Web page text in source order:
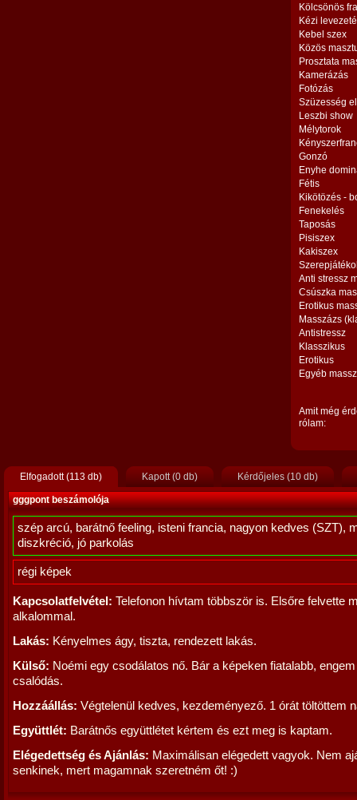
Kölcsönös
Kézi
Kebel szex
Közös
Prosztata
Kamerázás
Fotózás
Szüzesség
Leszbi show
Mélytorok
Gonzó
Enyhe
Fétis
Kikötözés -
Fenekelés
Taposás
Pisiszex
Kakiszex
Anti stressz
Csúszka
Erotikus
Masszázs
Antistressz
Klasszikus
Erotikus
Egyéb
Amit még
rólam:
Elfogadott (113 db) Kapott (0 db) Kérdőjeles (10 db)
gggpont beszámolója
szép arcú, barátnő feeling, isteni francia, nagyon kedves (SZT),
diszkréció, jó parkolás
régi képek
Kapcsolatfelvétel: Telefonon hívtam többször is. Elsőre felvette
alkalommal.
Lakás: Kényelmes ágy, tiszta, rendezett lakás.
Külső: Noémi egy csodálatos nő. Bár a képeken fiatalabb,
csalódás.
Hozzáállás: Végtelenül kedves, kezdeményező. 1 órát töltöttem
Együttlét: Barátnős együttlétet kértem és ezt meg is kaptam.
Elégedettség és Ajánlás: Maximálisan elégedett vagyok. Nem
senkinek, mert magamnak szeretném őt! :)